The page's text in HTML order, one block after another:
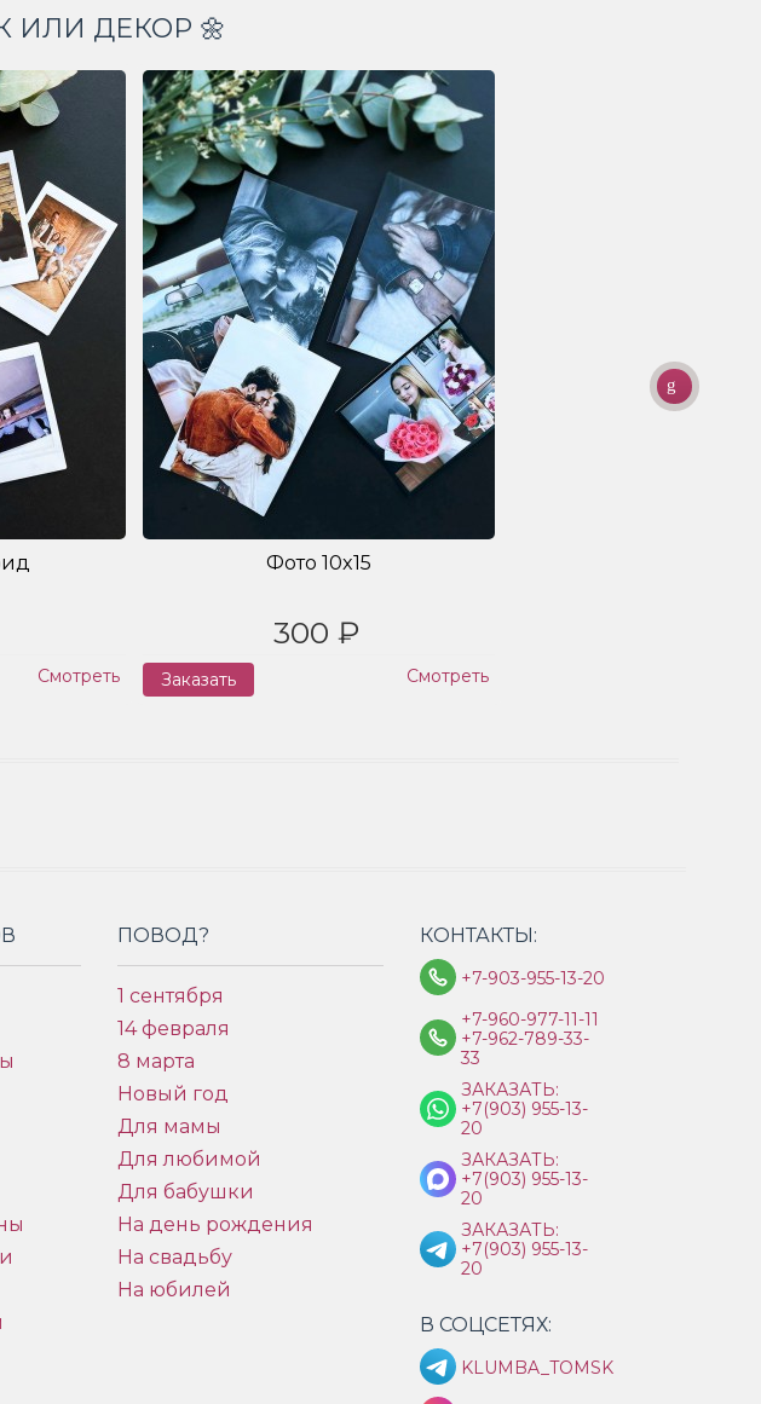
ИЛИ ДЕКОР 🌼
Смотреть
Фото 10x15
300 ₽
Заказать Смотреть
ПОВОД?
1 сентября
14 февраля
8 марта
Новый год
Для мамы
Для любимой
Для бабушки
На день рождения
На свадьбу
На юбилей
КОНТАКТЫ:
+7-903-955-13-20
+7-960-977-11-11
+7-962-789-33-
33
ЗАКАЗАТЬ:
+7(903) 955-13-
20
ЗАКАЗАТЬ:
+7(903) 955-13-
20
ЗАКАЗАТЬ:
+7(903) 955-13-
20
В СОЦСЕТЯХ:
KLUMBA_TOMSK